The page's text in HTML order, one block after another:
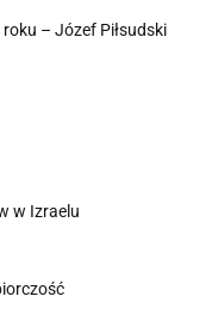
– Józef Piłsudski
w Izraelu